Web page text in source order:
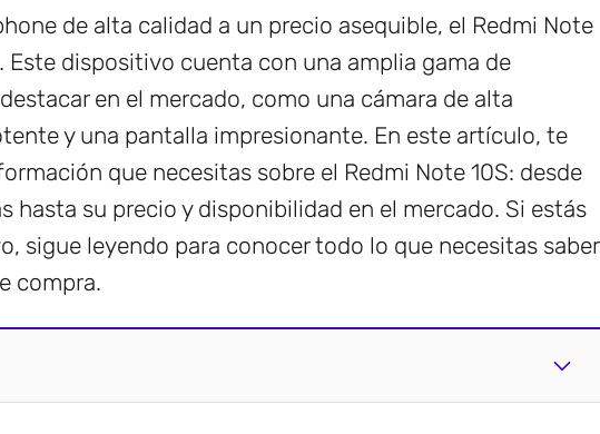
de alta calidad a un precio asequible, el Redmi Note
Este dispositivo cuenta con una amplia gama de
en el mercado, como una cámara de alta
y una pantalla impresionante. En este artículo, te
que necesitas sobre el Redmi Note 10S: desde
hasta su precio y disponibilidad en el mercado. Si estás
sigue leyendo para conocer todo lo que necesitas saber
compra.